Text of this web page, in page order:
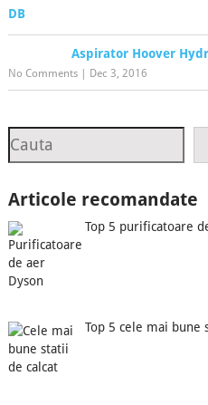
Aspirator Hoover
No Comments| Dec 3, 2016
Search
Articole recomandate
Top 5 purificatoare
Top 5 cele mai bune